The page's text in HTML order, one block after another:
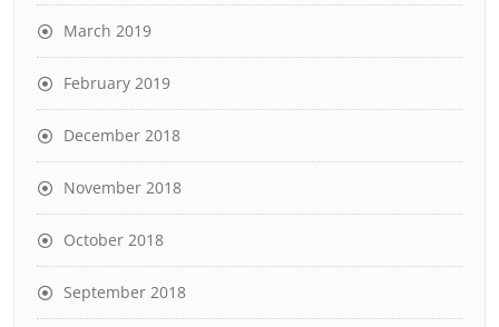
March 2019
February 2019
December 2018
November 2018
October 2018
September 2018